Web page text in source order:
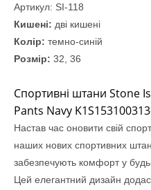
Артикул: SI-118
Кишені: дві кишені
Колір: темно-синій
Розмір: 32, 36
Спортивні штани Stone
Pants Navy
Настав час оновити свій
наших нових спортивних
забезпечують комфорт у
Цей елегантний дизайн